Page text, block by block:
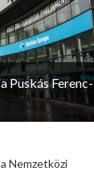
Puskás Ferenc-
Nemzetközi